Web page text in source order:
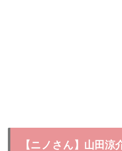
【ニノさん】山田涼